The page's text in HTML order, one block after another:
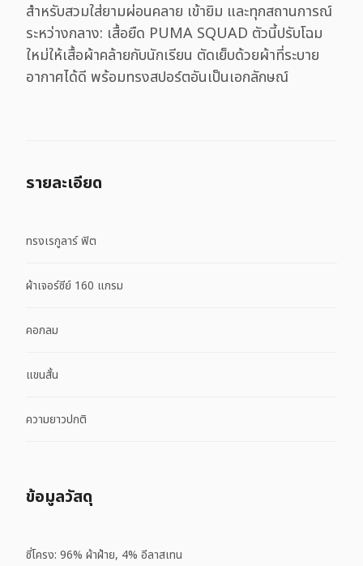
สําหรับสวมใส่ยามผ่อนคลาย เข้ายิม และทุกสถานการณ์
ระหว่างกลาง: เสื้อยืด PUMA SQUAD ตัวนี้ปรับโฉม
ใหม่ให้เสื้อผ้าคล้ายกับนักเรียน ตัดเย็บด้วยผ้าที่ระบาย
อากาศได้ดี พร้อมทรงสปอร์ตอันเป็นเอกลักษณ์
รายละเอียด
ทรงเรกูลาร์ ฟิต
ผ้าเจอร์ซีย์ 160 แกรม
คอกลม
แขนสั้น
ความยาวปกติ
ข้อมูลวัสดุ
ซี่โครง: 96% ผ้าฝ้าย, 4% อีลาสเทน